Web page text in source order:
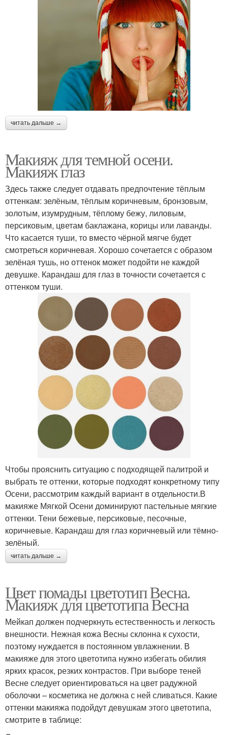
читать дальше →
Макияж для темной осени.
Макияж глаз
Здесь также следует отдавать предпочтение тёплым
оттенкам: зелёным, тёплым коричневым, бронзовым,
золотым, изумрудным, тёплому бежу, лиловым,
персиковым, цветам баклажана, корицы или лаванды.
Что касается туши, то вместо чёрной мягче будет
смотреться коричневая. Хорошо сочетается с образом
зелёная тушь, но оттенок может подойти не каждой
девушке. Карандаш для глаз в точности сочетается с
оттенком туши.
Чтобы прояснить ситуацию с подходящей палитрой и
выбрать те оттенки, которые подходят конкретному типу
Осени, рассмотрим каждый вариант в отдельности.В
макияже Мягкой Осени доминируют пастельные мягкие
оттенки. Тени бежевые, персиковые, песочные,
коричневые. Карандаш для глаз коричневый или тёмно-
зелёный.
читать дальше →
Цвет помады цветотип Весна.
Макияж для цветотипа Весна
Мейкап должен подчеркнуть естественность и легкость
внешности. Нежная кожа Весны склонна к сухости,
поэтому нуждается в постоянном увлажнении. В
макияже для этого цветотипа нужно избегать обилия
ярких красок, резких контрастов. При выборе теней
Весне следует ориентироваться на цвет радужной
оболочки – косметика не должна с ней сливаться. Какие
оттенки макияжа подойдут девушкам этого цветотипа,
смотрите в таблице: